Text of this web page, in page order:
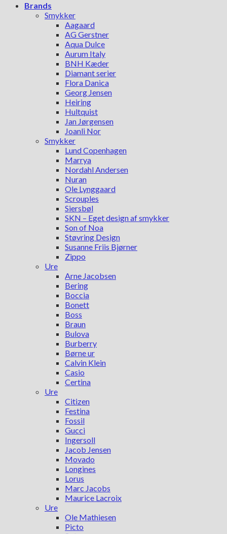
Brands
Smykker
Aagaard
AG Gerstner
Aqua Dulce
Aurum Italy
BNH Kæder
Diamant serier
Flora Danica
Georg Jensen
Heiring
Hultquist
Jan Jørgensen
Joanli Nor
Smykker
Lund Copenhagen
Marrya
Nordahl Andersen
Nuran
Ole Lynggaard
Scrouples
Siersbøl
SKN – Eget design af smykker
Son of Noa
Støvring Design
Susanne Friis Bjørner
Zippo
Ure
Arne Jacobsen
Bering
Boccia
Bonett
Boss
Braun
Bulova
Burberry
Børne ur
Calvin Klein
Casio
Certina
Ure
Citizen
Festina
Fossil
Gucci
Ingersoll
Jacob Jensen
Movado
Longines
Lorus
Marc Jacobs
Maurice Lacroix
Ure
Ole Mathiesen
Picto